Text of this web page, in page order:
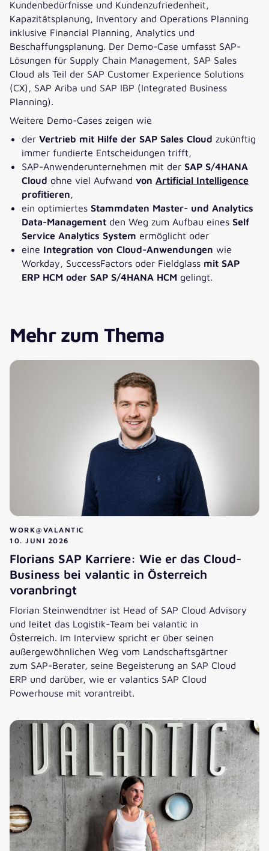
Kundenbedürfnisse und Kundenzufriedenheit,
Kapazitätsplanung, Inventory and Operations Planning
inklusive Financial Planning, Analytics und
Beschaffungsplanung. Der Demo-Case umfasst SAP-
Lösungen für Supply Chain Management, SAP Sales
Cloud als Teil der SAP Customer Experience Solutions
(CX), SAP Ariba und SAP IBP (Integrated Business
Planning).
Weitere Demo-Cases zeigen wie
der Vertrieb mit Hilfe der SAP Sales Cloud zukünftig
immer fundierte Entscheidungen trifft,
SAP-Anwenderunternehmen mit der SAP S/4HANA
Cloud ohne viel Aufwand von Artificial Intelligence
profitieren,
ein optimiertes Stammdaten Master- und Analytics
Data-Management den Weg zum Aufbau eines Self
Service Analytics System ermöglicht oder
eine Integration von Cloud-Anwendungen wie
Workday, SuccessFactors oder Fieldglass mit SAP
ERP HCM oder SAP S/4HANA HCM gelingt.
Mehr zum Thema
WORK@VALANTIC
10. JUNI 2026
Florians SAP Karriere: Wie er das Cloud-
Business bei valantic in Österreich
voranbringt
Florian Steinwendtner ist Head of SAP Cloud Advisory
und leitet das Logistik-Team bei valantic in
Österreich. Im Interview spricht er über seinen
außergewöhnlichen Weg vom Landschaftsgärtner
zum SAP-Berater, seine Begeisterung an SAP Cloud
ERP und darüber, wie er valantics SAP Cloud
Powerhouse mit vorantreibt.